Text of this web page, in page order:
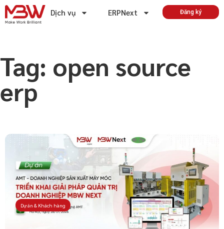
Dịch vụ ERPNext Đăng ký
Tag: open source
erp
Dự án & Khách hàng